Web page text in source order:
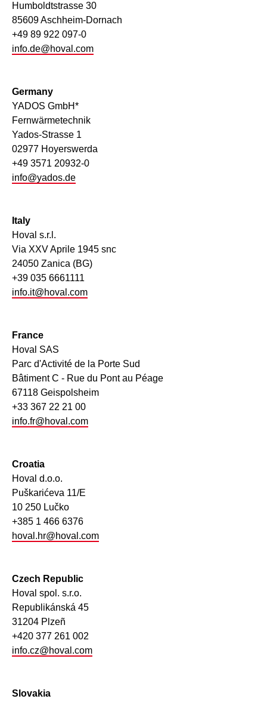
Humboldtstrasse 30
85609 Aschheim-Dornach
+49 89 922 097-0
info.de@hoval.com
Germany
YADOS GmbH*
Fernwärmetechnik
Yados-Strasse 1
02977 Hoyerswerda
+49 3571 20932-0
info@yados.de
Italy
Hoval s.r.l.
Via XXV Aprile 1945 snc
24050 Zanica (BG)
+39 035 6661111
info.it@hoval.com
France
Hoval SAS
Parc d'Activité de la Porte Sud
Bâtiment C - Rue du Pont au Péage
67118 Geispolsheim
+33 367 22 21 00
info.fr@hoval.com
Croatia
Hoval d.o.o.
Puškarićeva 11/E
10 250 Lučko
+385 1 466 6376
hoval.hr@hoval.com
Czech Republic
Hoval spol. s.r.o.
Republikánská 45
31204 Plzeñ
+420 377 261 002
info.cz@hoval.com
Slovakia